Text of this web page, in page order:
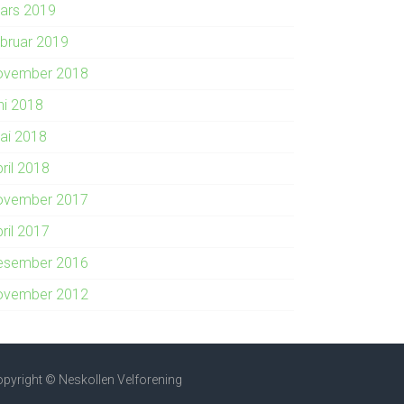
2019
2019
2018
2018
2018
2018
2017
2017
2016
2012
© Neskollen Velforening